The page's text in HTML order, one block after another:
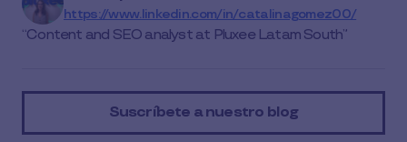
on
social
https://www.linkedin.com/in/catalinagomez00/
Content and SEO analyst at Pluxee Latam South
Suscríbete a nuestro blog